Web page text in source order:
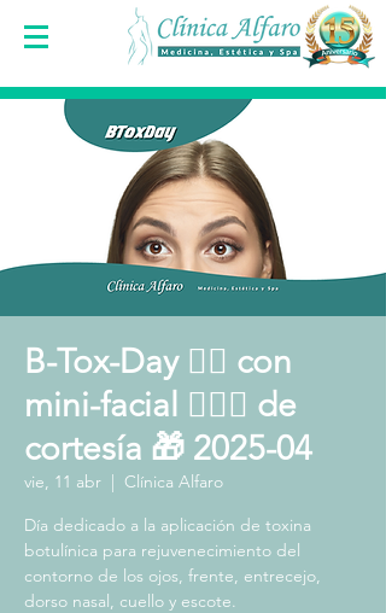
B-Tox-Day 👩‍⚕️ con
mini-facial 🧖🏻‍♀️ de
cortesía 🎁 2025-04
vie, 11 abr
  |
Clínica Alfaro
Día dedicado a la aplicación de toxina
botulínica para rejuvenecimiento del
contorno de los ojos, frente, entrecejo,
dorso nasal, cuello y escote.